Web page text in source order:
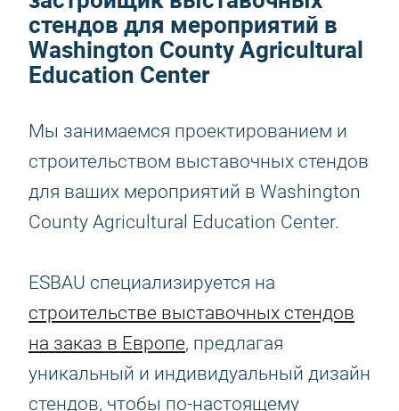
стендов для мероприятий в
Washington County Agricultural
Education Center
Мы занимаемся проектированием и
строительством выставочных стендов
для ваших мероприятий в Washington
County Agricultural Education Center.
ESBAU специализируется на
строительстве выставочных стендов
на заказ в Европе, предлагая
уникальный и индивидуальный дизайн
стендов, чтобы по-настоящему